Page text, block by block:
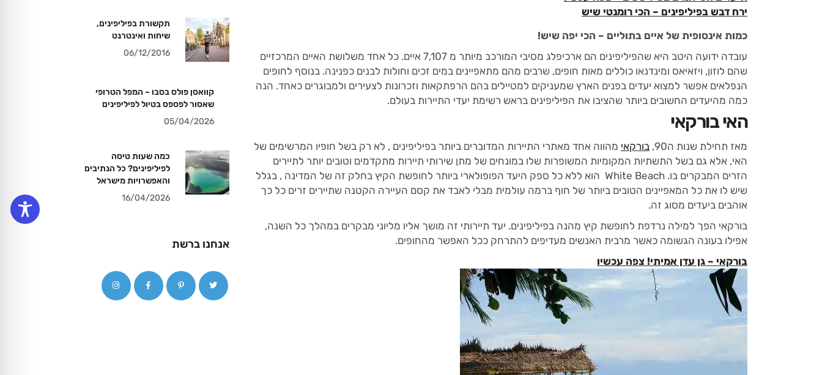
ירח דבש בפיליפינים – הכי רומנטי שיש
כמות אינסופית של איים בתוליים – הכי יפה שיש!
עובדה ידועה היטב היא שהפיליפינים הם ארכיפלג מסיבי המורכב מיותר מ 7,107 איים. כל אחד משלושת האיים המרכזיים
שהם לוזון, ויזאיאס ומינדנאו כוללים מאות חופים, שרבים מהם מתאפיינים במים זכים וחולות לבנים כפנינה. בנוסף לחופים
הנפלאים אפשר למצוא יעדים בפנים הארץ שמעניקים למטיילים בהם הרפתקאות וזכרונות לצעירים ולמבוגרים כאחד. הנה
כמה מהיעדים החשובים ביותר שהציבו את הפיליפינים בראש רשימת יעדי התיירות בעולם.
האי בורקאי
מאז תחילת שנות ה90, בורקאי מהווה אחד מאתרי התיירות המדוברים ביותר בפיליפינים , לא רק בשל חופיו המרשימים של
האי, אלא גם בשל התשתיות המקומיות המשופרות שלו במונחים של מתן שירותי תיירות מתקדמים וטובים יותר לתיירים
הזרים המבקרים בו. White Beach הוא ללא כל ספק היעד הפופולארי ביותר לחופשת הקיץ בחלק זה של המדינה , בגלל
שיש לו את כל המאפיינים הטובים ביותר של חוף ברמה עולמית מבלי לאבד את קסם העיירה הקטנה שתיירים זרים כל כך
אוהבים ביעדים מסוג זה.
בורקאי הפך למילה נרדפת לחופשת קיץ מהנה בפיליפינים. יעד תיירותי זה מושך אליו מליוני מבקרים במהלך כל השנה,
אפילו בעונה הגשומה כאשר מרבית האנשים מעדיפים להתרחק ככל האפשר מהחופים.
בורקאי – גן עדן אמיתי! צפה עכשיו
תקשורת בפיליפינים,
שיחות ואינטרנט
06/12/2016
קוואסן פולס בסבו – המפל הטרופי
שאסור לפספס בטיול לפיליפינים
05/04/2026
כמה שעות טיסה
לפיליפינים? כל הנתיבים
והאפשרויות מישראל
16/04/2026
אנחנו ברשת